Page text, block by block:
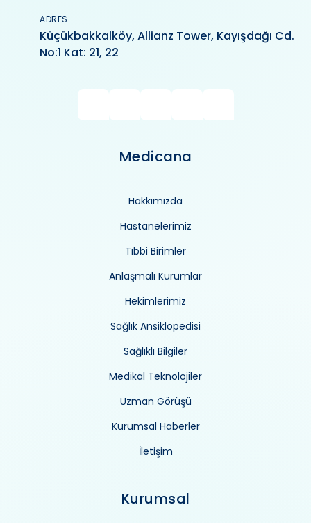
ADRES
Küçükbakkalköy, Allianz Tower, Kayışdağı Cd.
No:1 Kat: 21, 22
Medicana
Hakkımızda
Hastanelerimiz
Tıbbi Birimler
Anlaşmalı Kurumlar
Hekimlerimiz
Sağlık Ansiklopedisi
Sağlıklı Bilgiler
Medikal Teknolojiler
Uzman Görüşü
Kurumsal Haberler
İletişim
Kurumsal